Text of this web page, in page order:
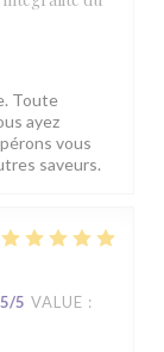
Toute
ayez
vous
saveurs.
5/5 VALUE :